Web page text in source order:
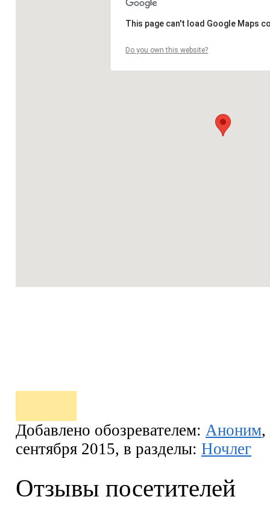
This page can't load Google Maps
Do you own this website?
Добавлено обозревателем: Аноним,
сентября 2015, в разделы: Ночлег
Отзывы посетителей